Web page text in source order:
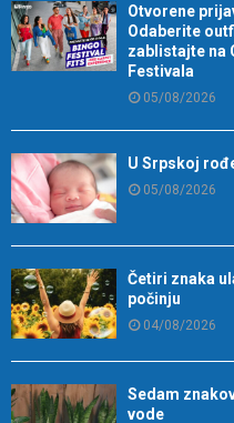
Otvorene
Odaberite
zablistajte na
Festivala
05/08/2026
U Srpskoj
05/08/2026
Četiri znaka
počinju
04/08/2026
Sedam
vode